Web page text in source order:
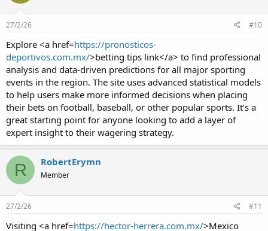
27/2/26 #10
Explore <a href=https://pronosticos-
deportivos.com.mx/>betting tips link</a> to find professional
analysis and data-driven predictions for all major sporting
events in the region. The site uses advanced statistical models
to help users make more informed decisions when placing
their bets on football, baseball, or other popular sports. It’s a
great starting point for anyone looking to add a layer of
expert insight to their wagering strategy.
R RobertErymn
Member
27/2/26 #11
Visiting <a href=https://hector-herrera.com.mx/>Mexico